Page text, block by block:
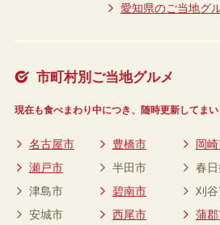
愛知県のご当地グ
市町村別ご当地グルメ
現在も食べまわり中につき、随時更新してまい
名古屋市 豊橋市 岡
瀬戸市
半田市 春
津島市
碧南市 刈
安城市
西尾市 蒲